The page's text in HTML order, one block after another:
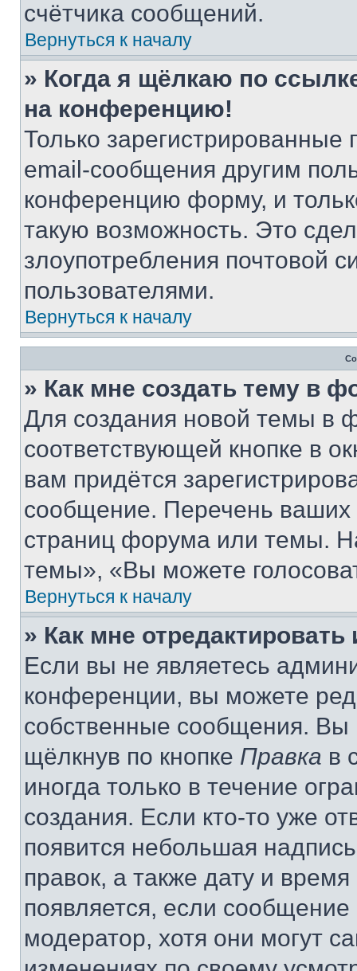
счётчика сообщений.
Вернуться к началу
» Когда я щёлкаю по
на конференцию!
Только зарегистрированные
email-сообщения другим
конференцию форму, и
такую возможность. Это
злоупотребления почтовой
пользователями.
Вернуться к началу
» Как мне создать тему в
Для создания новой темы в
соответствующей кнопке в
вам придётся
сообщение. Перечень ваших
страниц форума или темы.
темы», «Вы можете
Вернуться к началу
» Как мне
Если вы не являетесь
конференции, вы можете
собственные сообщения. Вы
щёлкнув по кнопке Правка в
иногда только в течение
создания. Если кто-то уже
появится небольшая
правок, а также дату и
появляется, если
модератор, хотя они могут